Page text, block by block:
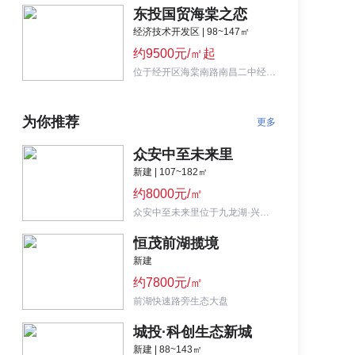
东投国贸海棠之恋
经济技术开发区 | 98~147㎡
约9500元/㎡起
位于经开区海棠南路南昌二中经开校区旁，规划9栋小高层和高层，主推98-147㎡三至四房。
为你推荐 更多
众安中至未来里
新建 | 107~182㎡
约8000元/㎡
众安中至未来里位于九龙湖·兴业中大道与科发路交汇处,九龙湖低密度社区
恒茂前湖揽境
新建
约7800元/㎡
前湖快速路旁生态大盘
城投·科创生态新城
新建 | 88~143㎡